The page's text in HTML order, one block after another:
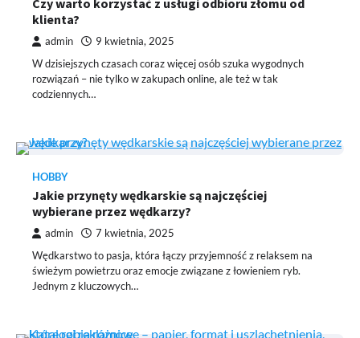
klienta?
admin 9 kwietnia, 2025
W dzisiejszych czasach coraz więcej osób szuka wygodnych
rozwiązań – nie tylko w zakupach online, ale też w tak
codziennych…
HOBBY
Jakie przynęty wędkarskie są najczęściej
wybierane przez wędkarzy?
admin 7 kwietnia, 2025
Wędkarstwo to pasja, która łączy przyjemność z relaksem na
świeżym powietrzu oraz emocje związane z łowieniem ryb.
Jednym z kluczowych…